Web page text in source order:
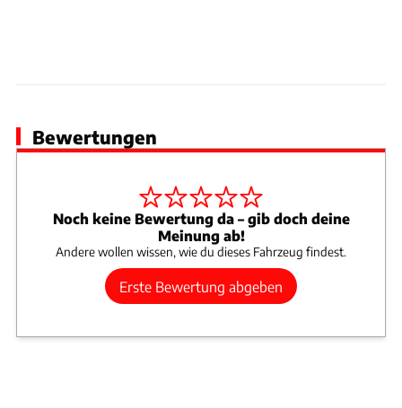
Bewertungen
Noch keine Bewertung da – gib doch deine
Meinung ab!
Andere wollen wissen, wie du dieses Fahrzeug findest.
Erste Bewertung abgeben